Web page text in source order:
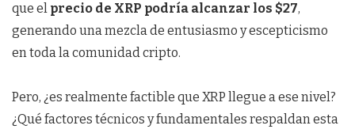
que el precio de XRP podría alcanzar los $27,
generando una mezcla de entusiasmo y escepticismo
en toda la comunidad cripto.
Pero, ¿es realmente factible que XRP llegue a ese nivel?
¿Qué factores técnicos y fundamentales respaldan esta